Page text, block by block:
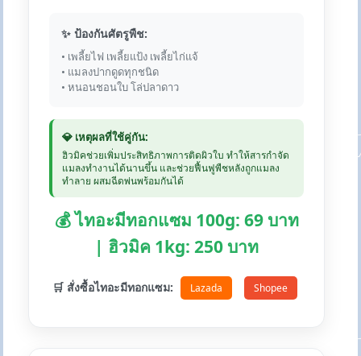
✨ ป้องกันศัตรูพืช:
• เพลี้ยไฟ เพลี้ยแป้ง เพลี้ยไก่แจ้
• แมลงปากดูดทุกชนิด
• หนอนชอนใบ โล่ปลาดาว
💎 เหตุผลที่ใช้คู่กัน:
ฮิวมิคช่วยเพิ่มประสิทธิภาพการติดผิวใบ ทำให้สารกำจัด
แมลงทำงานได้นานขึ้น และช่วยฟื้นฟูพืชหลังถูกแมลง
ทำลาย ผสมฉีดพ่นพร้อมกันได้
💰 ไทอะมีทอกแซม 100g: 69 บาท
| ฮิวมิค 1kg: 250 บาท
🛒 สั่งซื้อไทอะมีทอกแซม: Lazada Shopee